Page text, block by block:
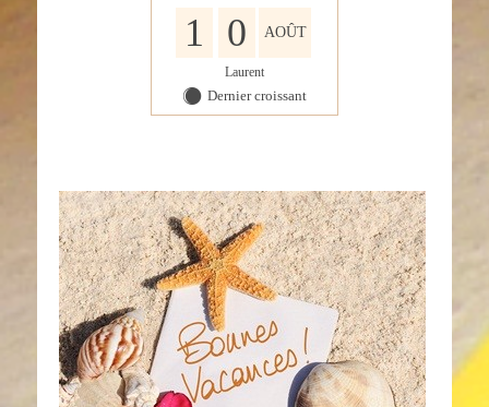
1 0 AOÛT
Laurent
Y Dernier croissant